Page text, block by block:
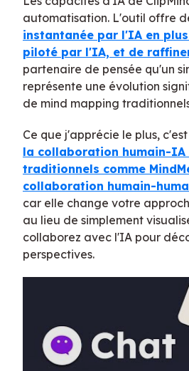
automatisation. L'outil offre
instantanée par l'IA en
piloté par l'IA, et de
partenaire de pensée qu'un
représente une évolution
de mind mapping
Ce que j'apprécie le plus,
la collaboration humain-IA
traditionnels comme
collaboration humain-
car elle change votre
au lieu de simplement
collaborez avec l'IA pour
perspectives.